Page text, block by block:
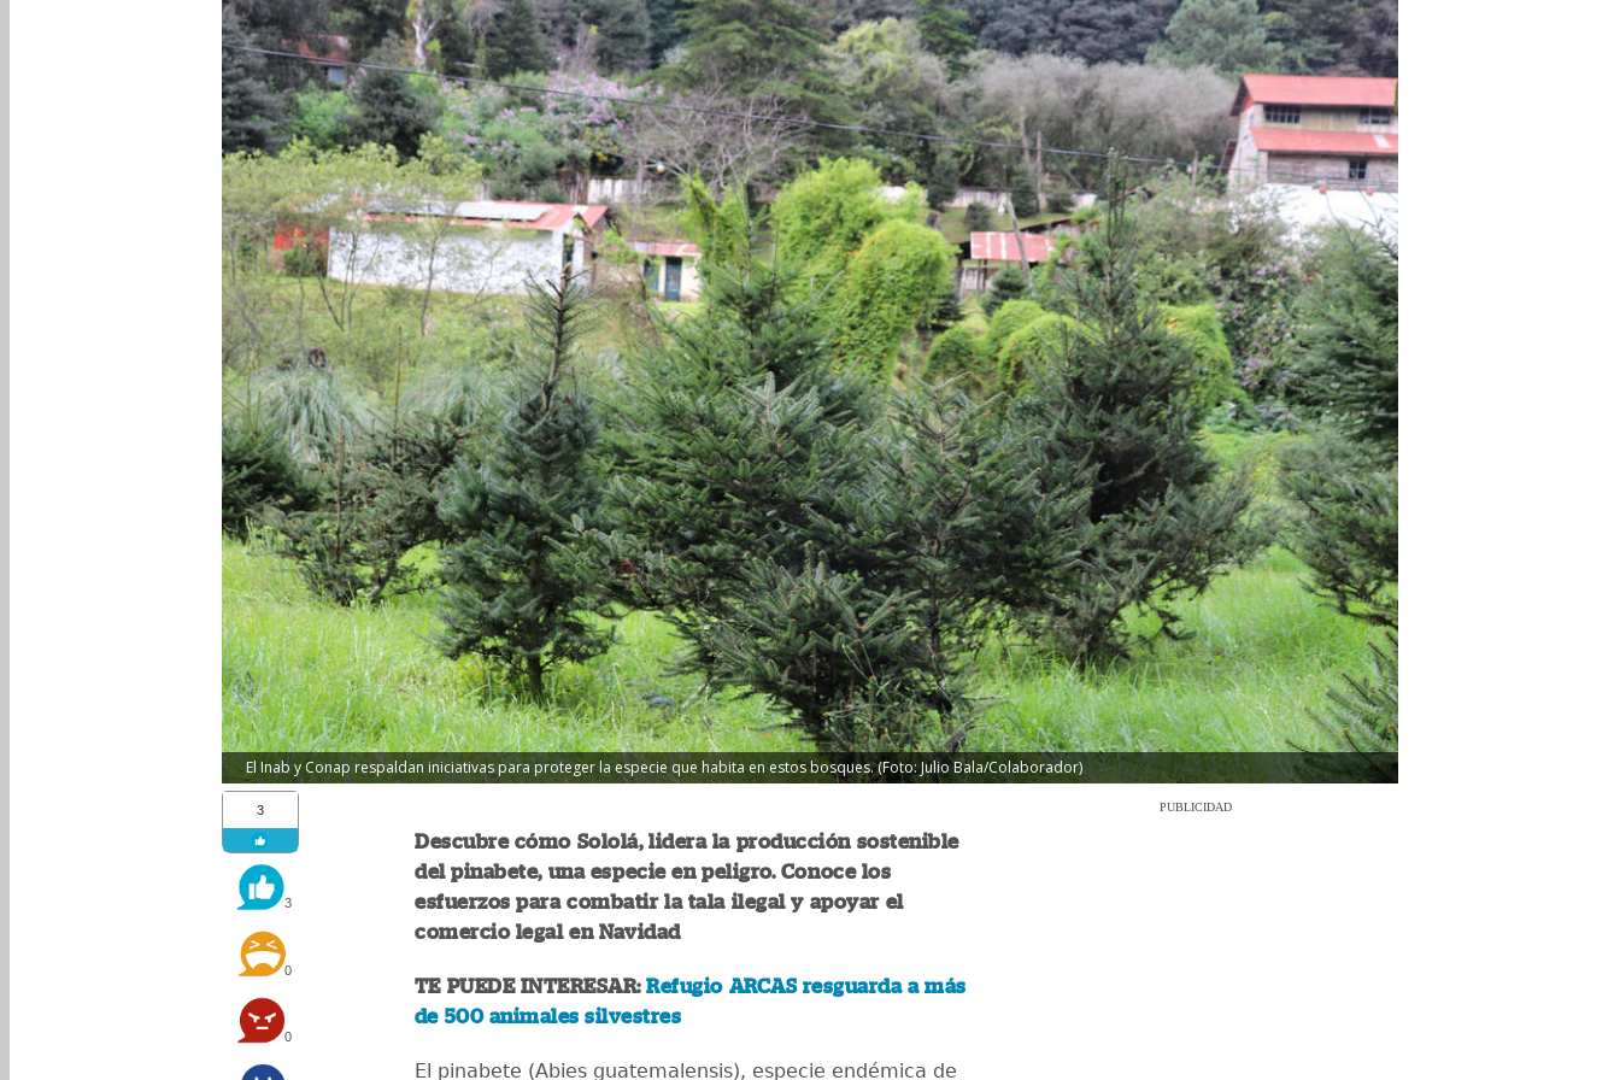
El Inab y Conap respaldan iniciativas para proteger la especie que habita en estos bosques. (Foto: Julio Bala/Colaborador)
3
3
0
0
Descubre cómo Sololá, lidera la producción sostenible
del pinabete, una especie en peligro. Conoce los
esfuerzos para combatir la tala ilegal y apoyar el
comercio legal en Navidad
TE PUEDE INTERESAR:Refugio ARCAS resguarda a más
de 500 animales silvestres
El pinabete (Abies guatemalensis), especie endémica de
PUBLICIDAD